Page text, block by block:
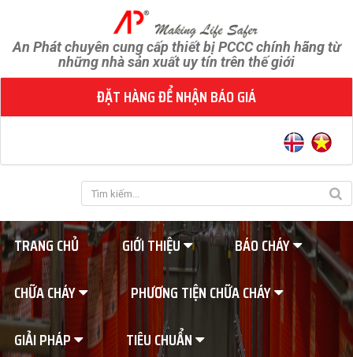
An Phát chuyên cung cấp thiết bị PCCC chính hãng từ
những nhà sản xuất uy tín trên thế giới
ĐẶT HÀNG ĐỂ NHẬN BÁO GIÁ
TRANG CHỦ GIỚI THIỆU
BÁO CHÁY
CHỮA CHÁY
PHƯƠNG TIỆN CHỮA CHÁY
GIẢI PHÁP
TIÊU CHUẨN